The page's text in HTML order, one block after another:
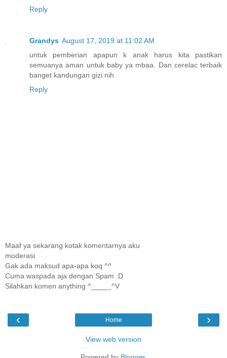
Reply
Grandys August 17, 2019 at 11:02 AM
untuk pemberian apapun k anak harus kita pastikan
semuanya aman untuk baby ya mbaa. Dan cerelac terbaik
banget kandungan gizi nih
Reply
Maaf ya sekarang kotak komentarnya aku
moderasi
Gak ada maksud apa-apa koq ^^
Cuma waspada aja dengan Spam :D
Silahkan komen anything ^_____^V
‹ ›
Home
View web version